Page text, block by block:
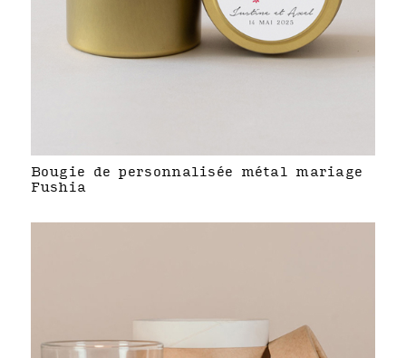
Bougie de personnalisée métal mariage
Fushia